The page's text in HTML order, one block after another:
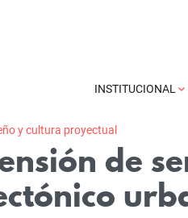
INSTITUCIONAL
y cultura proyectual
de